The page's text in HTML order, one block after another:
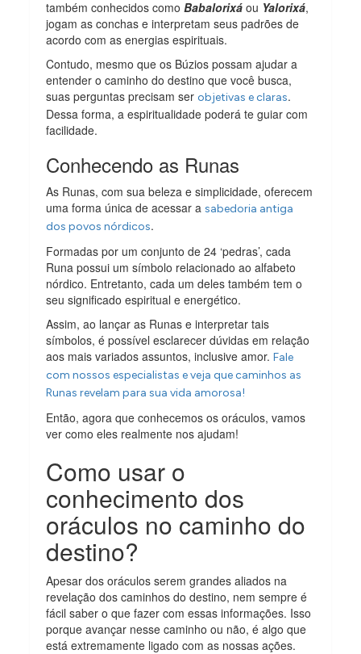
também conhecidos comoBabalorixáou Yalorixá,
jogam as conchas e interpretam seus padrões de
acordo com as energias espirituais.
Contudo, mesmo que os Búzios possam ajudar a
entender o caminho do destino que você busca,
suas perguntas precisam serobjetivas e claras.
Dessa forma, a espiritualidade poderá te guiar com
facilidade.
Conhecendo as Runas
As Runas, com sua beleza e simplicidade, oferecem
uma forma única de acessar asabedoria antiga
dos povos nórdicos.
Formadas por um conjunto de 24 ‘pedras’, cada
Runa possui um símbolo relacionado ao alfabeto
nórdico. Entretanto, cada um deles também tem o
seu significado espiritual e energético.
Assim, ao lançar as Runas e interpretar tais
símbolos, é possível esclarecer dúvidas em relação
aos mais variados assuntos, inclusive amor.Fale
com nossos especialistas e veja que caminhos as
Runas revelam para sua vida amorosa!
Então, agora que conhecemos os oráculos, vamos
ver como eles realmente nos ajudam!
Como usar o
conhecimento dos
oráculos no caminho do
destino?
Apesar dos oráculos serem grandes aliados na
revelação dos caminhos do destino, nem sempre é
fácil saber o que fazer com essas informações. Isso
porque avançar nesse caminho ou não, é algo que
está extremamente ligado com as nossas ações.